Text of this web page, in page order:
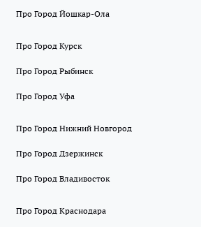
Про Город Йошкар-Ола
Про Город Курск
Про Город Рыбинск
Про Город Уфа
Про Город Нижний Новгород
Про Город Дзержинск
Про Город Владивосток
Про Город Краснодара